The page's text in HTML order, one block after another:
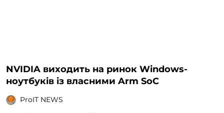
NVIDIA виходить на ринок Windows-
ноутбуків із власними Arm SoC
ProIT NEWS